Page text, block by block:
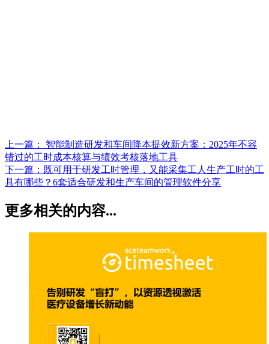
上一篇： 智能制造研发和车间降本提效新方案：2025年不容
错过的工时成本核算与绩效考核落地工具
下一篇： 既可用于研发工时管理，又能采集工人生产工时的工
具有哪些？6套适合研发和生产车间的管理软件分享
更多相关的内容...